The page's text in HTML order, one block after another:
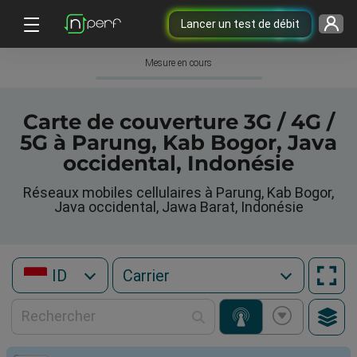
Lancer un test de débit
Mesure en cours
Carte de couverture 3G / 4G /
5G à Parung, Kab Bogor, Java
occidental, Indonésie
Réseaux mobiles cellulaires à Parung, Kab Bogor,
Java occidental, Jawa Barat, Indonésie
ID